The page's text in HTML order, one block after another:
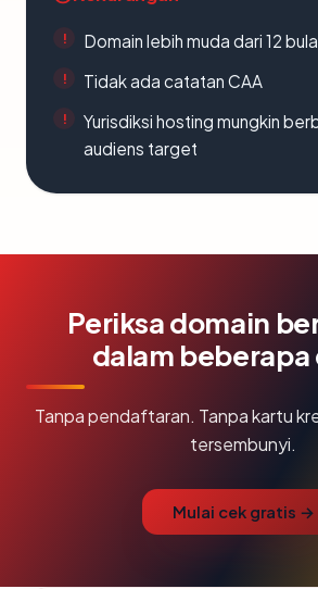
Domain lebih muda dari 12
Tidak ada catatan CAA
Yurisdiksi hosting mungkin
audiens target
Periksa domain
dalam
Tanpa pendaftaran. Tanpa kartu
tersembunyi.
Mulai cek gratis →